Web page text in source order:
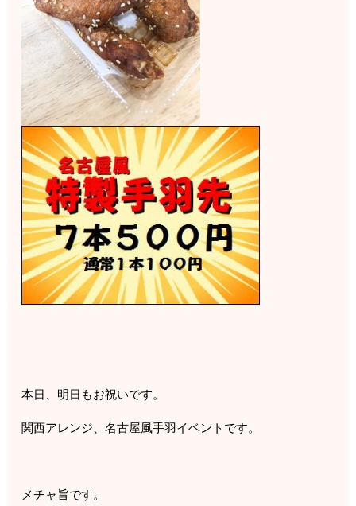
本日、明日もお祝いです。
関西アレンジ、名古屋風手羽イベントです。
メチャ旨です。